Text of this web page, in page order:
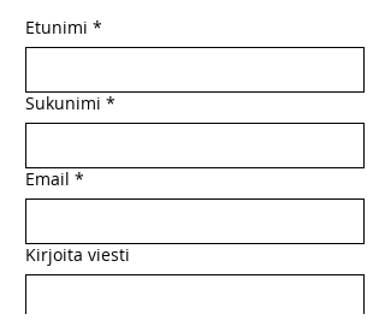
Etunimi *
Sukunimi *
Email *
Kirjoita viesti